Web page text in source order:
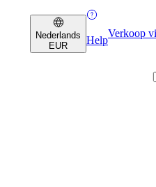
Nederlands
EUR
Help
Verkoop